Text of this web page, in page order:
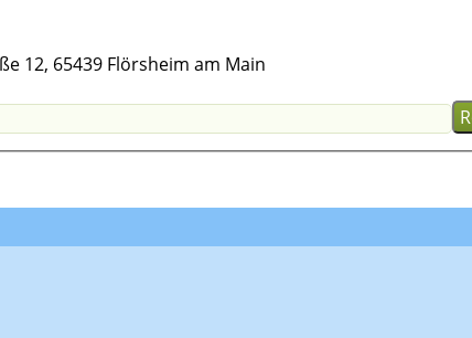
12, 65439 Flörsheim am Main